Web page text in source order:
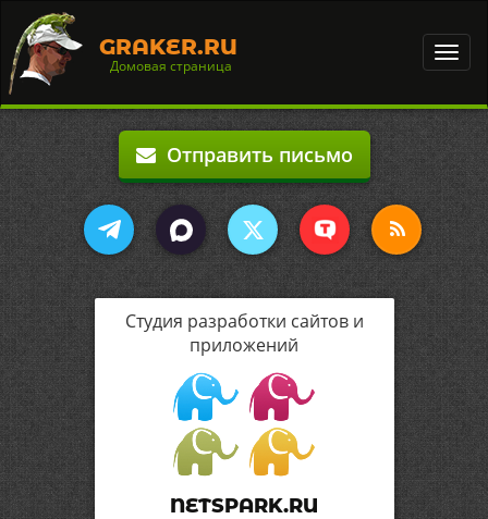
GRAKER.RU
Домовая страница
Отправить письмо
Студия разработки сайтов и
приложений
NETSPARK.RU